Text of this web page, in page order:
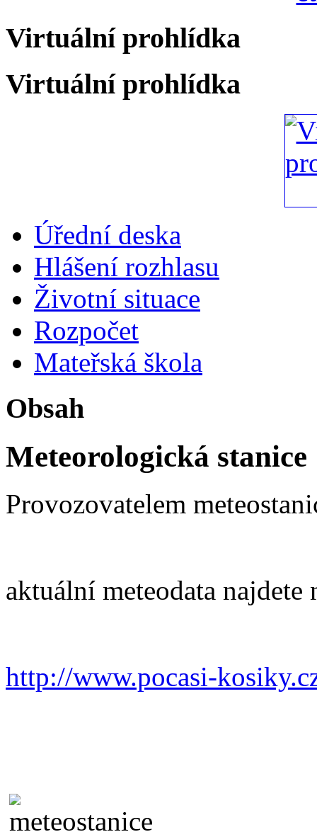
Virtuální prohlídka
Virtuální prohlídka
Úřední deska
Hlášení rozhlasu
Životní situace
Rozpočet
Mateřská škola
Obsah
Meteorologická stanice
Provozovatelem
aktuální meteodata najdete
http://www.pocasi-